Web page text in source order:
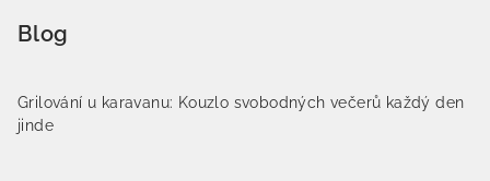
Blog
Grilování u karavanu: Kouzlo svobodných večerů každý den
jinde